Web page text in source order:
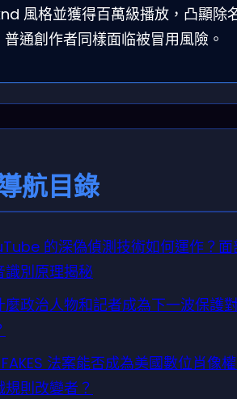
風格並獲得百萬級播放，凸顯除
普通創作者同樣面临被冒用風險。
航目錄
的深偽偵測技術如何運作？面
識別原理揭秘
麼政治人物和記者成為下一波保護
法案能否成為美國數位肖像
規則改變者？